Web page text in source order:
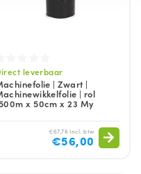
leverbaar
| Zwart |
| rol
x 50cm x 23 My
€67,76 Incl. btw
€56,00